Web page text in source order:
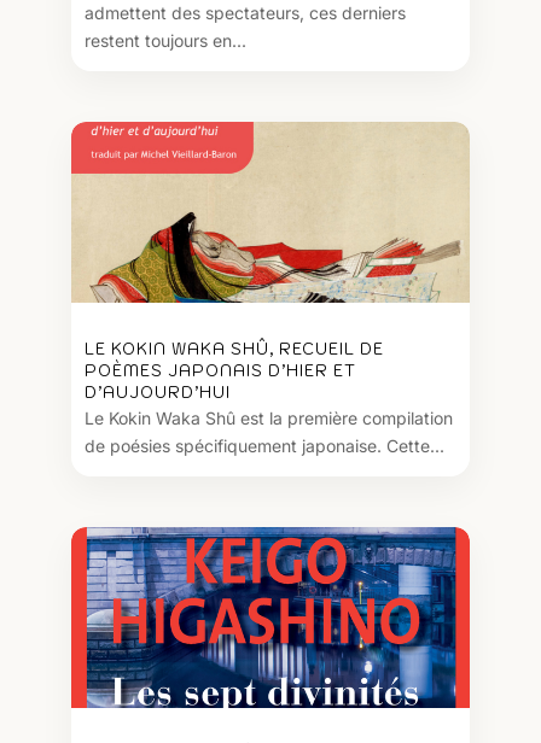
admettent des spectateurs, ces derniers
restent toujours en...
LE KOKIN WAKA SHÛ, RECUEIL DE
POÈMES JAPONAIS D’HIER ET
D’AUJOURD’HUI
Le Kokin Waka Shû est la première compilation
de poésies spécifiquement japonaise. Cette...